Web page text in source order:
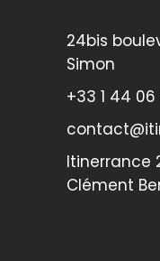
24bis
Simon
+33 1 44
Itinerrance
Clément